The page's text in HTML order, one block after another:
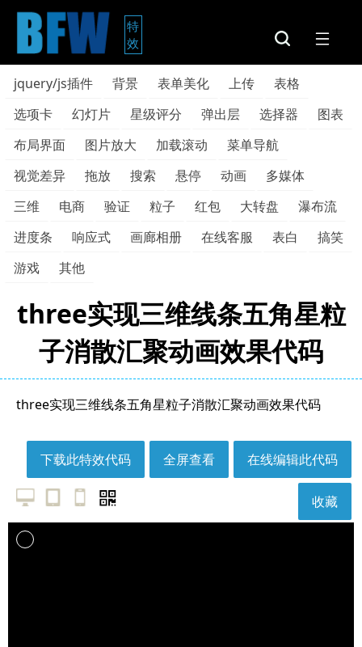
特
效
jquery/js插件 背景 表单美化 上传
表格
选项卡
幻灯片 星级评分 弹出层 选择器
图表
布局界面
图片放大 加载滚动
菜单导航
视觉差异
拖放 搜索 悬停 动画
多媒体
三维
电商 验证 粒子 红包 大转盘
瀑布流
进度条
响应式 画廊相册 在线客服 表白
搞笑
游戏
其他
three实现三维线条五角星粒
子消散汇聚动画效果代码
three实现三维线条五角星粒子消散汇聚动画效果代码
在线编辑此代码
全屏查看
下载此特效代码
收藏